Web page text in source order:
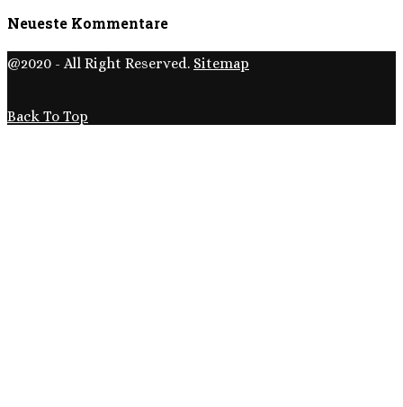
Neueste Kommentare
@2020 - All Right Reserved. Sitemap
Back To Top